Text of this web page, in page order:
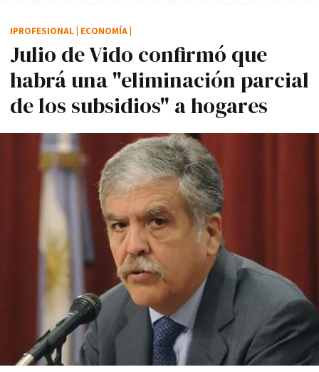
Julio de Vido confirmó que
habrá una "eliminación parcial
de los subsidios" a hogares
IPROFESIONAL ECONOMÍA